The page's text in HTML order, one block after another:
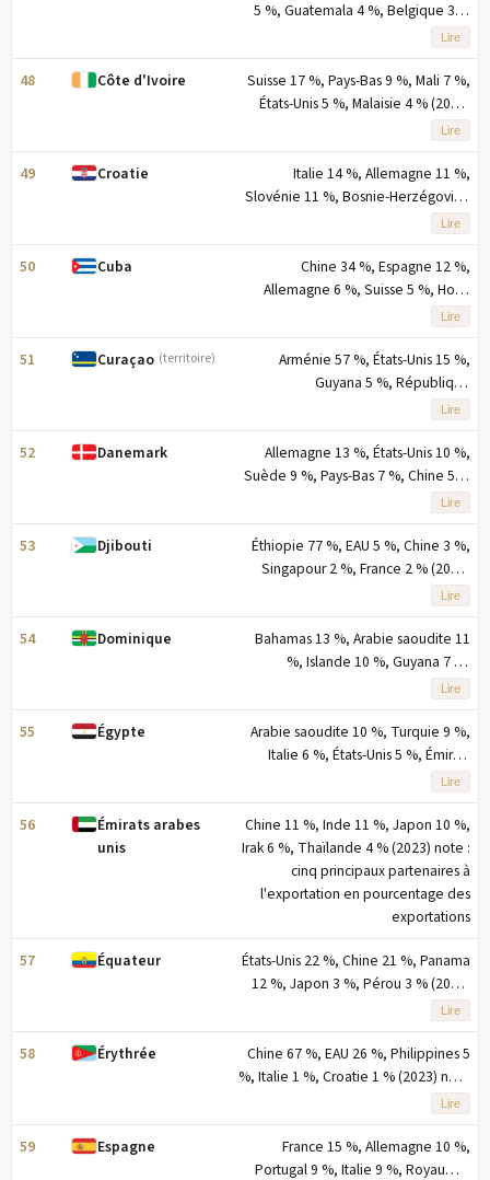
5 %, Guatemala 4 %, Belgique 3 %
(2023) note : cinq principaux
partenaires d'exportation par
pourcentage des exportations
Lire
48 Côte d'Ivoire
Suisse 17 %, Pays-Bas 9 %, Mali 7 %,
États-Unis 5 %, Malaisie 4 % (2023)
note: cinq principaux partenaires
d'exportation basés sur le
pourcentage des exportations
Lire
49 Croatie
Italie 14 %, Allemagne 11 %,
Slovénie 11 %, Bosnie-Herzégovine
6 %, Autriche 6 % (2023) note : cinq
principaux partenaires à l'exportation
en pourcentage des exportations
Lire
50 Cuba
Chine 34 %, Espagne 12 %,
Allemagne 6 %, Suisse 5 %, Hong
Kong 4 % (2023) note : les cinq
principaux partenaires d'exportation
basés sur le pourcentage des
exportations
Lire
51 Curaçao (territoire)
Arménie 57 %, États-Unis 15 %,
Guyana 5 %, République
dominicaine 4 %, Pays-Bas 2 %
(2023) note : cinq principaux
partenaires à l'exportation selon la
part en pourcentage des
exportations
Lire
52 Danemark
Allemagne 13 %, États-Unis 10 %,
Suède 9 %, Pays-Bas 7 %, Chine 5 %
(2023) note : cinq principaux
partenaires à l'exportation en
pourcentage des exportations
Lire
53 Djibouti
Éthiopie 77 %, EAU 5 %, Chine 3 %,
Singapour 2 %, France 2 % (2023)
note : cinq principaux partenaires à
l'exportation selon le pourcentage
des exportations
Lire
54 Dominique
Bahamas 13 %, Arabie saoudite 11
%, Islande 10 %, Guyana 7 %,
Antigua-et-Barbuda 7 % (2023) note :
cinq principaux partenaires à
l'exportation selon la part en
pourcentage des exportations
Lire
55 Égypte
Arabie saoudite 10 %, Turquie 9 %,
Italie 6 %, États-Unis 5 %, Émirats
arabes unis 5 % (2023) note : cinq
principaux partenaires à l'exportation
basés sur le pourcentage des
exportations
Lire
56
Émirats arabes
unis
Chine 11 %, Inde 11 %, Japon 10 %,
Irak 6 %, Thaïlande 4 % (2023) note :
cinq principaux partenaires à
l'exportation en pourcentage des
exportations
57 Équateur
États-Unis 22 %, Chine 21 %, Panama
12 %, Japon 3 %, Pérou 3 % (2023)
note : cinq principaux partenaires
d'exportation basés sur le
pourcentage des exportations
Lire
58 Érythrée
Chine 67 %, EAU 26 %, Philippines 5
%, Italie 1 %, Croatie 1 % (2023) note
: cinq principaux partenaires à
l'exportation selon le pourcentage
des exportations
Lire
59 Espagne
France 15 %, Allemagne 10 %,
Portugal 9 %, Italie 9 %, Royaume-